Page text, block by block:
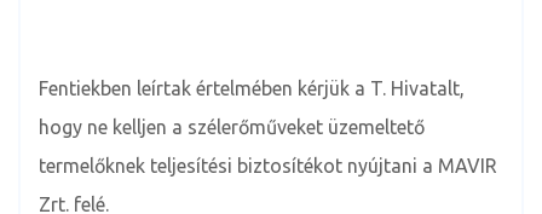
Fentiekben leírtak értelmében kérjük a T. Hivatalt,
hogy ne kelljen a szélerőműveket üzemeltető
termelőknek teljesítési biztosítékot nyújtani a MAVIR
Zrt. felé.